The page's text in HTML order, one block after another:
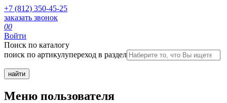
+7 (812) 350-45-25
заказать звонок
00
Войти
Поиск по каталогу
поиск по артикулупереход в раздел
Меню пользователя